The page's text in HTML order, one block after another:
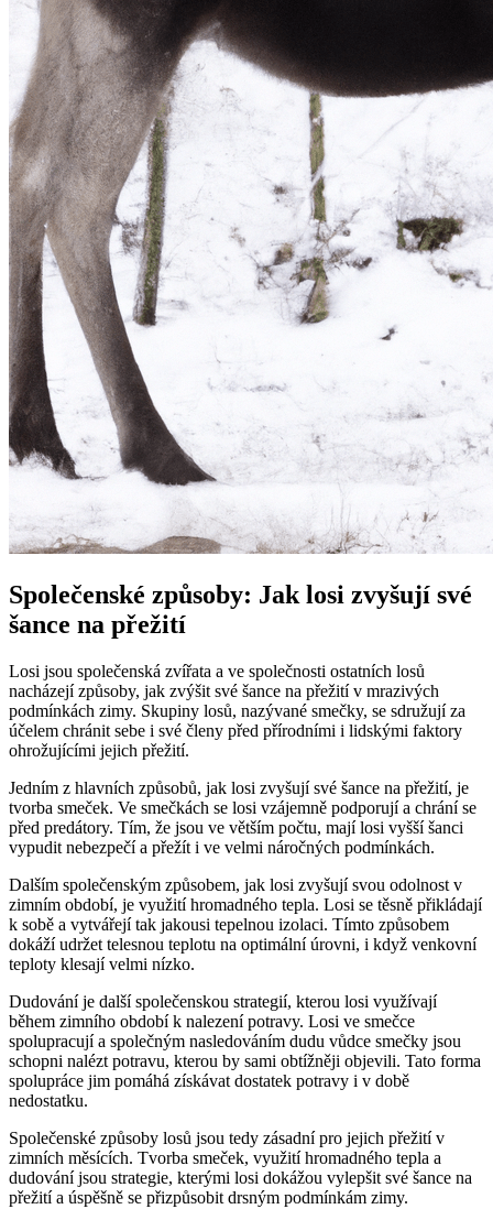
Společenské způsoby: Jak losi zvyšují své
šance na přežití
Losi jsou společenská zvířata a ve společnosti ostatních losů
nacházejí způsoby, jak zvýšit své šance na přežití v mrazivých
podmínkách zimy. Skupiny losů, nazývané smečky, se sdružují za
účelem chránit sebe i své členy před přírodními i lidskými faktory
ohrožujícími jejich přežití.
Jedním z hlavních způsobů, jak losi zvyšují své šance na přežití, je
tvorba smeček. Ve smečkách se losi vzájemně podporují a chrání se
před predátory. Tím, že jsou ve větším počtu, mají losi vyšší šanci
vypudit nebezpečí a přežít i ve velmi náročných podmínkách.
Dalším společenským způsobem, jak losi zvyšují svou odolnost v
zimním období, je využití hromadného tepla. Losi se těsně přikládají
k sobě a vytvářejí tak jakousi tepelnou izolaci. Tímto způsobem
dokáží udržet telesnou teplotu na optimální úrovni, i když venkovní
teploty klesají velmi nízko.
Dudování je další společenskou strategií, kterou losi využívají
během zimního období k nalezení potravy. Losi ve smečce
spolupracují a společným nasledováním dudu vůdce smečky jsou
schopni nalézt potravu, kterou by sami obtížněji objevili. Tato forma
spolupráce jim pomáhá získávat dostatek potravy i v době
nedostatku.
Společenské způsoby losů jsou tedy zásadní pro jejich přežití v
zimních měsících. Tvorba smeček, využití hromadného tepla a
dudování jsou strategie, kterými losi dokážou vylepšit své šance na
přežití a úspěšně se přizpůsobit drsným podmínkám zimy.